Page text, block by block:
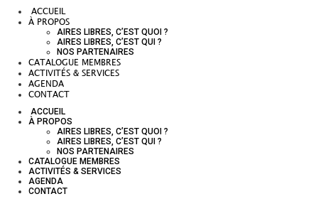
ACCUEIL
À PROPOS
AIRES LIBRES, C’EST QUOI ?
AIRES LIBRES, C’EST QUI ?
NOS PARTENAIRES
CATALOGUE MEMBRES
ACTIVITÉS & SERVICES
AGENDA
CONTACT
ACCUEIL
À PROPOS
AIRES LIBRES, C’EST QUOI ?
AIRES LIBRES, C’EST QUI ?
NOS PARTENAIRES
CATALOGUE MEMBRES
ACTIVITÉS & SERVICES
AGENDA
CONTACT